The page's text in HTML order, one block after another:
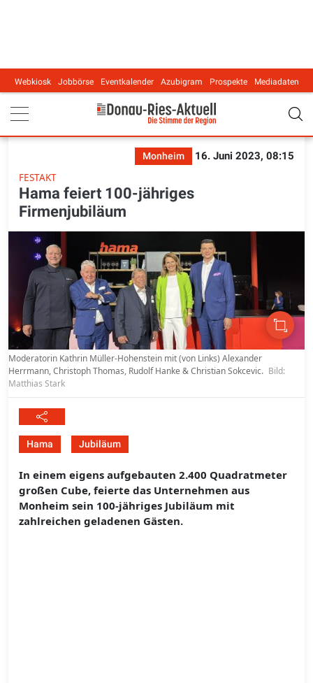
Main navigation
Webkiosk Jobbörse Eventkalender Azubigram Prospekte Mediadaten
Monheim
16. Juni 2023, 08:15
FESTAKT
Hama feiert 100-jähriges
Firmenjubiläum
Moderatorin Kathrin Müller-Hohenstein mit (von Links) Alexander
Herrmann, Christoph Thomas, Rudolf Hanke & Christian Sokcevic. Bild:
Matthias Stark
Hama Jubiläum
In einem eigens aufgebauten 2.400 Quadratmeter
großen Cube, feierte das Unternehmen aus
Monheim sein 100-jähriges Jubiläum mit
zahlreichen geladenen Gästen.